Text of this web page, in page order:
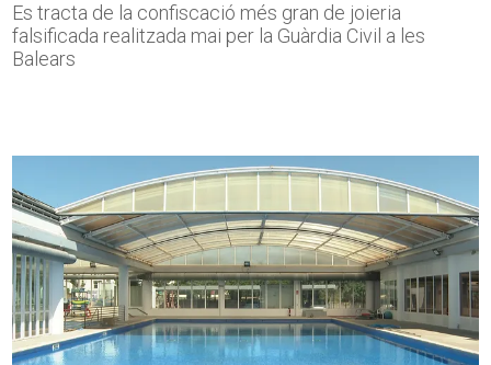
Es tracta de la confiscació més gran de joieria
falsificada realitzada mai per la Guàrdia Civil a les
Balears